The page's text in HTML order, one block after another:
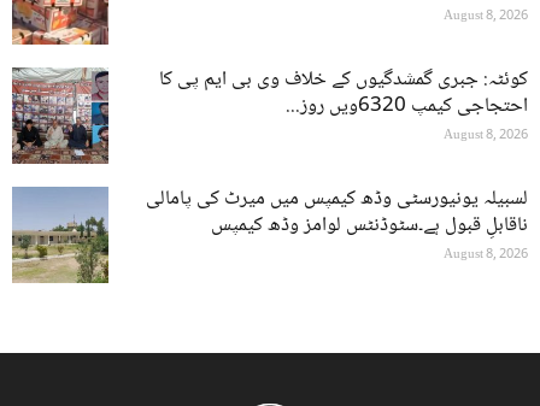
August 8, 2026
کوئٹہ: جبری گمشدگیوں کے خلاف وی بی ایم پی کا
احتجاجی کیمپ 6320ویں روز...
August 8, 2026
لسبیلہ یونیورسٹی وڈھ کیمپس میں میرٹ کی پامالی
ناقابلِ قبول ہے۔سٹوڈنٹس لوامز وڈھ کیمپس
August 8, 2026